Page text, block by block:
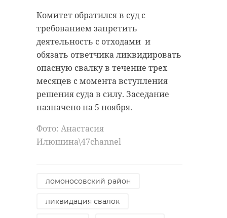
Комитет обратился в суд с
требованием запретить
деятельность с отходами и
обязать ответчика ликвидировать
опасную свалку в течение трех
месяцев с момента вступления
решения суда в силу. Заседание
назначено на 5 ноября.
Фото: Анастасия
Илюшина\47channel
ломоносовский район
ликвидация свалок